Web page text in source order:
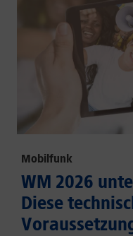
Mobilfunk
WM 2026
Diese